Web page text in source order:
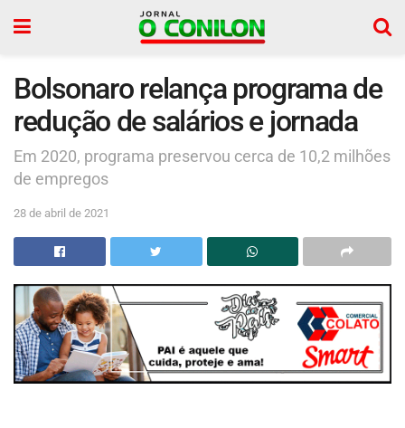
Bolsonaro relança programa de
redução de salários e jornada
Em 2020, programa preservou cerca de 10,2 milhões
de empregos
28 de abril de 2021